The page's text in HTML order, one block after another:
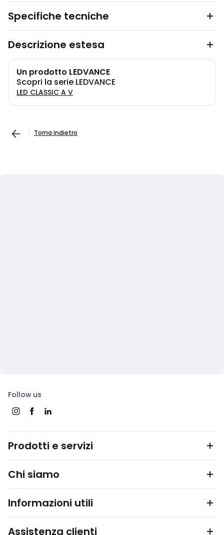
Specifiche tecniche
Descrizione estesa
Un prodotto LEDVANCE
Scopri la serie LEDVANCE
LED CLASSIC A V
Torna indietro
Follow us
Prodotti e servizi
Chi siamo
Informazioni utili
Assistenza clienti